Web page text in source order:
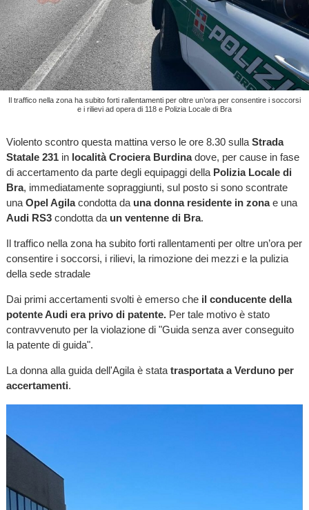
Il traffico nella zona ha subito forti rallentamenti per oltre un’ora per consentire i soccorsi
e i rilievi ad opera di 118 e Polizia Locale di Bra
Violento scontro questa mattina verso le ore 8.30 sulla Strada
Statale 231in località Crociera Burdinadove, per cause in fase
di accertamento da parte degli equipaggi della Polizia Locale di
Bra, immediatamente sopraggiunti, sul posto si sono scontrate
una Opel Agilacondotta da una donna residente in zonae una
Audi RS3condotta da un ventenne di Bra.
Il traffico nella zona ha subito forti rallentamenti per oltre un’ora per
consentire i soccorsi, i rilievi, la rimozione dei mezzi e la pulizia
della sede stradale
Dai primi accertamenti svolti è emerso che il conducente della
potente Audi era privo di patente. Per tale motivo è stato
contravvenuto per la violazione di "Guida senza aver conseguito
la patente di guida".
La donna alla guida dell'Agila è stata trasportata a Verduno per
accertamenti.